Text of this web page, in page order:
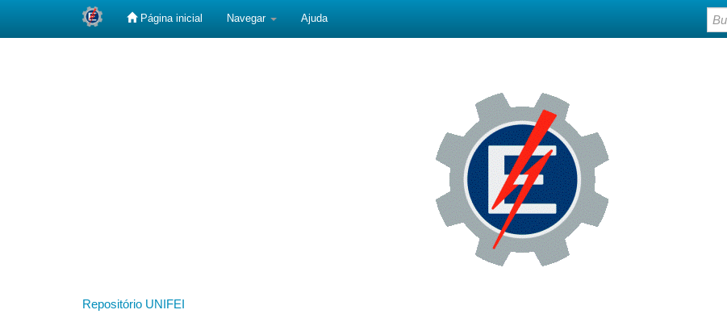
Página inicial Navegar Ajuda
Repositório UNIFEI